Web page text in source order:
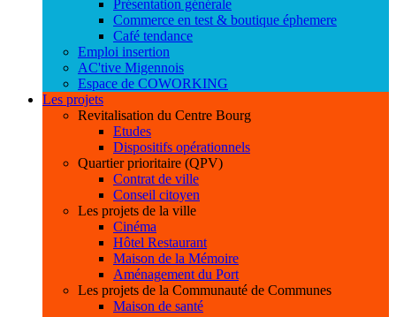
Présentation générale
Commerce en test & boutique éphemere
Café tendance
Emploi insertion
AC'tive Migennois
Espace de COWORKING
Les projets
Revitalisation du Centre Bourg
Etudes
Dispositifs opérationnels
Quartier prioritaire (QPV)
Contrat de ville
Conseil citoyen
Les projets de la ville
Cinéma
Hôtel Restaurant
Maison de la Mémoire
Aménagement du Port
Les projets de la Communauté de Communes
Maison de santé